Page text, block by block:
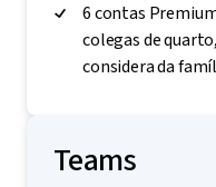
6 contas
colegas de
considera da
Teams